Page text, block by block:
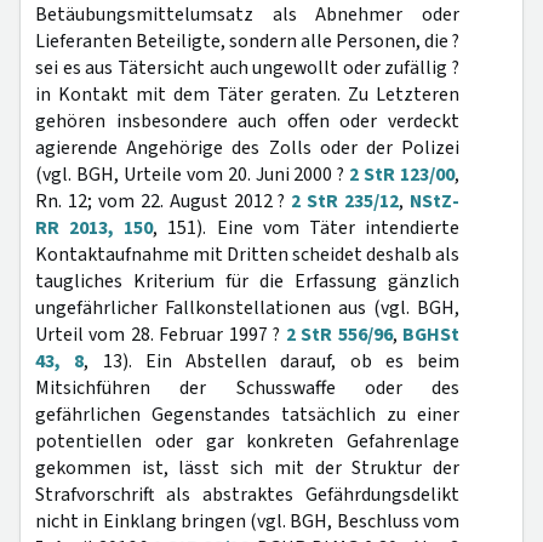
Betäubungsmittelumsatz als Abnehmer oder
Lieferanten Beteiligte, sondern alle Personen, die ?
sei es aus Tätersicht auch ungewollt oder zufällig ?
in Kontakt mit dem Täter geraten. Zu Letzteren
gehören insbesondere auch offen oder verdeckt
agierende Angehörige des Zolls oder der Polizei
(vgl. BGH, Urteile vom 20. Juni 2000 ? 2 StR 123/00,
Rn. 12; vom 22. August 2012 ? 2 StR 235/12, NStZ-
RR 2013, 150, 151). Eine vom Täter intendierte
Kontaktaufnahme mit Dritten scheidet deshalb als
taugliches Kriterium für die Erfassung gänzlich
ungefährlicher Fallkonstellationen aus (vgl. BGH,
Urteil vom 28. Februar 1997 ? 2 StR 556/96, BGHSt
43, 8, 13). Ein Abstellen darauf, ob es beim
Mitsichführen der Schusswaffe oder des
gefährlichen Gegenstandes tatsächlich zu einer
potentiellen oder gar konkreten Gefahrenlage
gekommen ist, lässt sich mit der Struktur der
Strafvorschrift als abstraktes Gefährdungsdelikt
nicht in Einklang bringen (vgl. BGH, Beschluss vom